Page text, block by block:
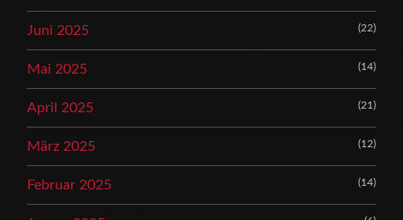
Juni 2025 (22)
Mai 2025 (14)
April 2025 (21)
März 2025 (12)
Februar 2025 (14)